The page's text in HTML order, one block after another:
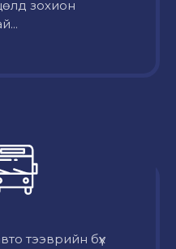
зохион
тээврийн бүх